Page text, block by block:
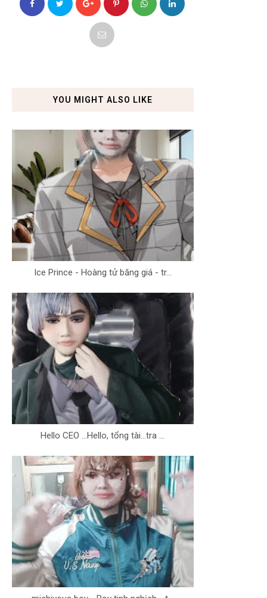
YOU MIGHT ALSO LIKE
Ice Prince - Hoàng tử băng giá - tr...
Hello CEO ...Hello, tổng tài...tra ...